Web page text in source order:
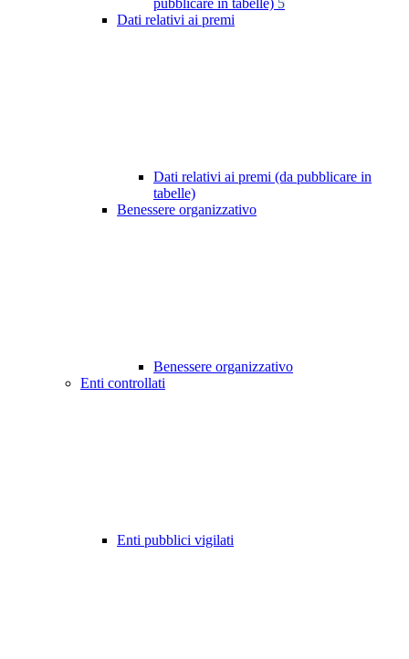
pubblicare in tabelle) 5
Dati relativi ai premi
Dati relativi ai premi (da pubblicare in
tabelle)
Benessere organizzativo
Benessere organizzativo
Enti controllati
Enti pubblici vigilati